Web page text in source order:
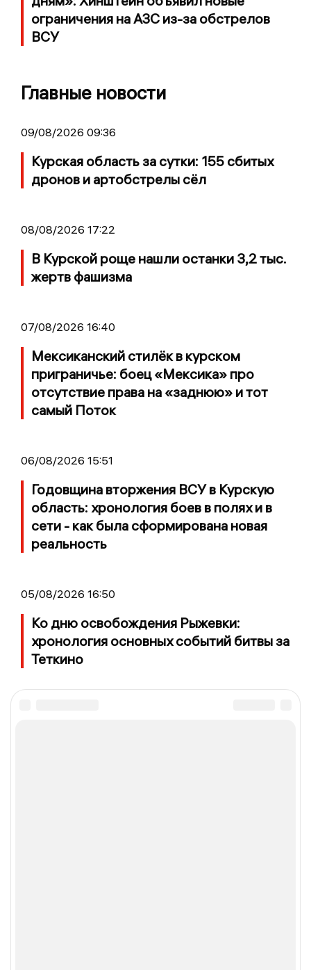
ограничения на АЗС из-за обстрелов
ВСУ
Главные новости
09/08/2026 09:36
Курская область за сутки: 155 сбитых
дронов и артобстрелы сёл
08/08/2026 17:22
В Курской роще нашли останки 3,2 тыс.
жертв фашизма
07/08/2026 16:40
Мексиканский стилёк в курском
приграничье: боец «Мексика» про
отсутствие права на «заднюю» и тот
самый Поток
06/08/2026 15:51
Годовщина вторжения ВСУ в Курскую
область: хронология боев в полях и в
сети - как была сформирована новая
реальность
05/08/2026 16:50
Ко дню освобождения Рыжевки:
хронология основных событий битвы за
Теткино